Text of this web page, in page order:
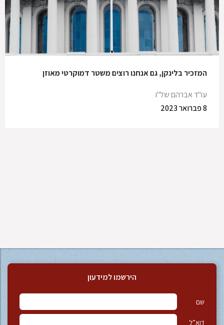
המזכיר בלינקן, גם אנחנו רוצים משטר דמוקרטי מאוזן
עו"ד אברהם של"ו
8 פברואר 2023
הירשמו למידעון
שם
דוא”ל